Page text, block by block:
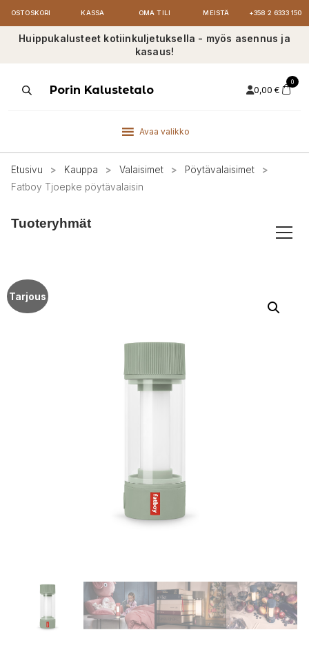
OSTOSKORI KASSA OMA TILI MEISTÄ +358 2 6333 150
Huippukalusteet kotiinkuljetuksella - myös asennus ja
kasaus!
ProductsPorin Kalustetalo 0,00 €
0
Avaa valikko
Etusivu > Kauppa > Valaisimet > Pöytävalaisimet
>
Fatboy Tjoepke pöytävalaisin
Tuoteryhmät
Tarjous